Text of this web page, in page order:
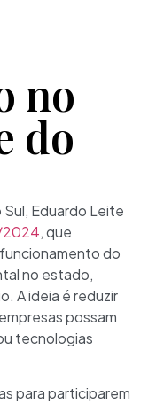
no
do
Eduardo Leite
2024, que
do
no estado,
A ideia é reduzir
possam
tecnologias
para participarem